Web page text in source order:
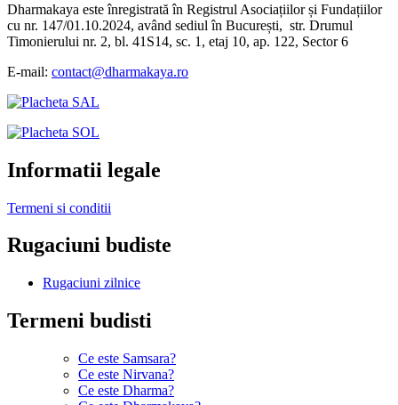
Dharmakaya este înregistrată în Registrul Asociațiilor și Fundațiilor
cu nr. 147/01.10.2024, având sediul în București, str. Drumul
Timonierului nr. 2, bl. 41S14, sc. 1, etaj 10, ap. 122, Sector 6
E-mail: contact@dharmakaya.ro
Informatii legale
Termeni si conditii
Rugaciuni budiste
Rugaciuni zilnice
Termeni budisti
Ce este Samsara?
Ce este Nirvana?
Ce este Dharma?